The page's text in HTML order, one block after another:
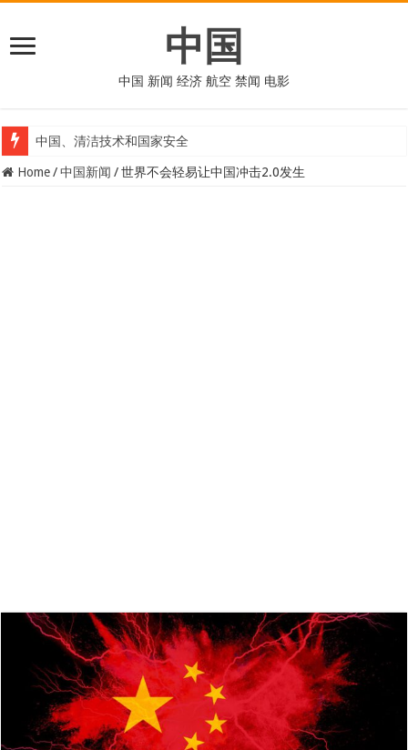
中国
中国 新闻 经济 航空 禁闻 电影
中国、清洁技术和国家安全
Home / 中国新闻 / 世界不会轻易让中国冲击2.0发生